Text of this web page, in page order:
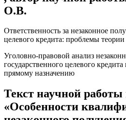
О.В.
Ответственность за незаконное
целевого кредита: проблемы
Уголовно-правовой анализ
государственного целевого
прямому назначению
Текст научной работы
«Особенности